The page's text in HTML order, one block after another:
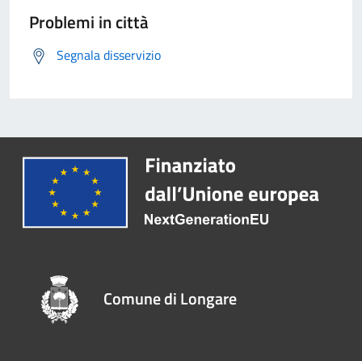
Problemi in città
Segnala disservizio
Comune di Longare